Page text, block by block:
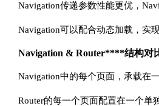
Navigation传递参数性能更优，
Navigation可以配合动态加载，实
Navigation & Router****结构对
Navigation中的每个页面，承载在
Router的每一个页面配置在一个单